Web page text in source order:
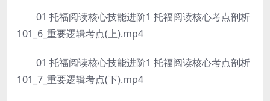
01 托福阅读核心技能进阶1 托福阅读核心考点剖析
101_6_重要逻辑考点(上).mp4
01 托福阅读核心技能进阶1 托福阅读核心考点剖析
101_7_重要逻辑考点(下).mp4